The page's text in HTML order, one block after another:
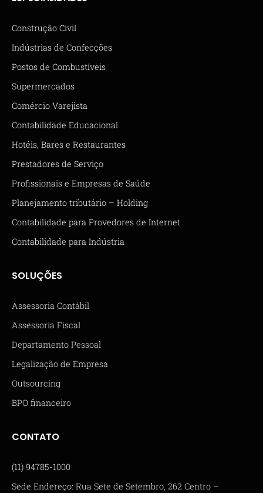
Construção Civil
Indústrias de Confecções
Postos de Combustíveis
Supermercados
Comércio Varejista
Contabilidade Educacional
Hotéis, Bares e Restaurantes
Prestadores de Serviço
Profissionais e Empresas de Saúde
Planejamento tributário – Holding
Contabilidade para Provedores de Internet
Contabilidade para Indústria
SOLUÇÕES
Assessoria Contábil
Assessoria Fiscal
Departamento Pessoal
Legalização de Empresa
Outsourcing
BPO financeiro
CONTATO
(11) 94785-1000
Sede Endereço: Rua Sete de Setembro, 262 Centro –